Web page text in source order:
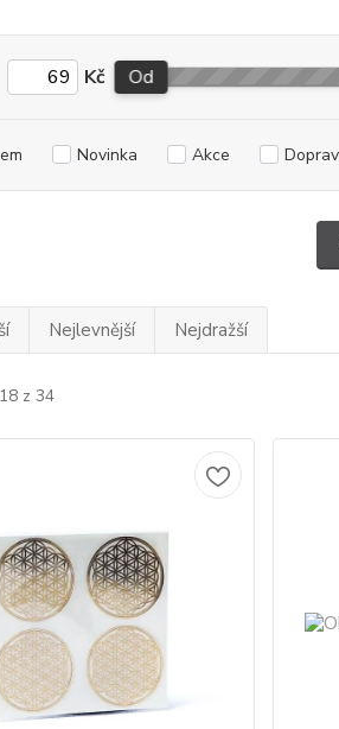
Kč Od
Novinka Akce
Nejlevnější Nejdražší
z 34